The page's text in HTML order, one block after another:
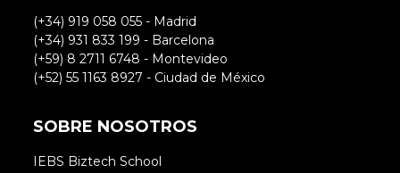
(+34) 919 058 055 - Madrid
(+34) 931 833 199 - Barcelona
(+59) 8 2711 6748 - Montevideo
(+52) 55 1163 8927 - Ciudad de México
SOBRE NOSOTROS
IEBS Biztech School